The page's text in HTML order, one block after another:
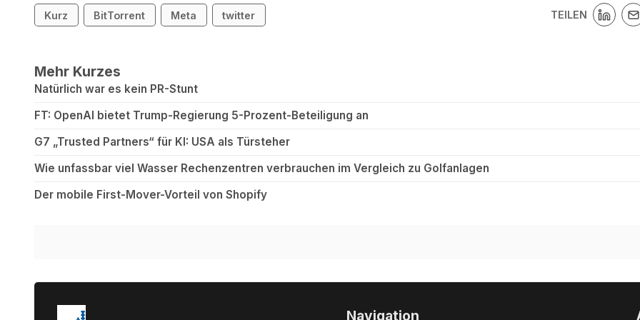
Kurz BitTorrent Meta twitter TEILEN
Mehr Kurzes
Natürlich war es kein PR-Stunt
FT: OpenAI bietet Trump-Regierung 5-Prozent-Beteiligung an
G7 „Trusted Partners“ für KI: USA als Türsteher
Wie unfassbar viel Wasser Rechenzentren verbrauchen im Vergleich zu Golfanlagen
Der mobile First-Mover-Vorteil von Shopify
Navigation